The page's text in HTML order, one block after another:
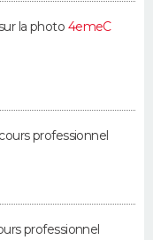
la photo 4emeC
professionnel
professionnel